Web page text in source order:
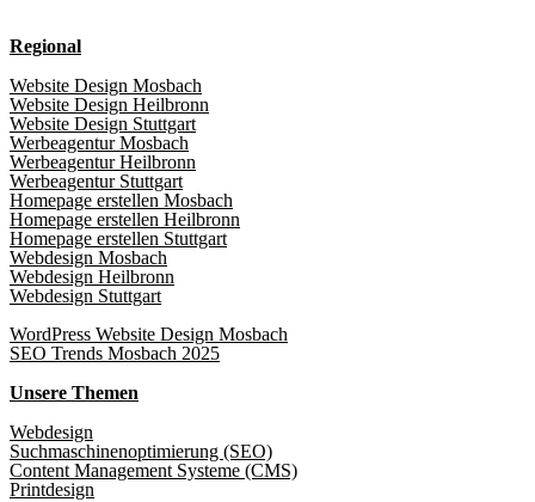
Regional
Website Design Mosbach
Website Design Heilbronn
Website Design Stuttgart
Werbeagentur Mosbach
Werbeagentur Heilbronn
Werbeagentur Stuttgart
Homepage erstellen Mosbach
Homepage erstellen Heilbronn
Homepage erstellen Stuttgart
Webdesign Mosbach
Webdesign Heilbronn
Webdesign Stuttgart
WordPress Website Design Mosbach
SEO Trends Mosbach 2025
Unsere Themen
Webdesign
Suchmaschinenoptimierung (SEO)
Content Management Systeme (CMS)
Printdesign